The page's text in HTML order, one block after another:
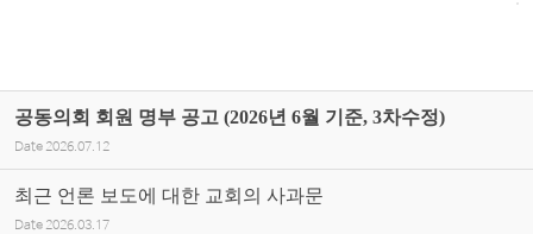
공동의회 회원 명부 공고 (2026년 6월 기준, 3차수정)
Date 2026.07.12
최근 언론 보도에 대한 교회의 사과문
Date 2026.03.17